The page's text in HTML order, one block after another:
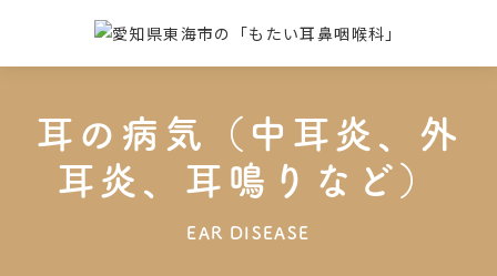
耳の病気（中耳炎、外
耳炎、耳鳴りなど）
EAR DISEASE